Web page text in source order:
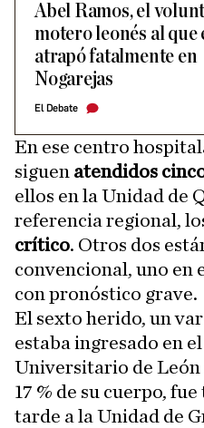
Abel Ramos, el
motero leonés al que
atrapó fatalmente en
Nogarejas
El Debate
En ese centro
siguen atendidos
ellos en la Unidad de
referencia regional,
crítico. Otros dos
convencional, uno en
con pronóstico grave.
El sexto herido, un
estaba ingresado en
Universitario de León
17 % de su cuerpo,
tarde a la Unidad de